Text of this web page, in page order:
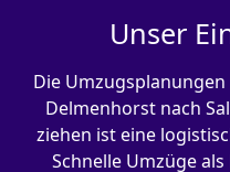
Unser
Die
Delmenhorst nach
ziehen ist eine
Schnelle Umzüge